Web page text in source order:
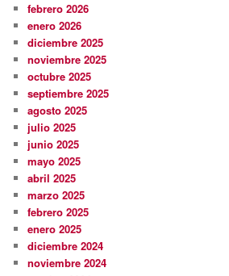
febrero 2026
enero 2026
diciembre 2025
noviembre 2025
octubre 2025
septiembre 2025
agosto 2025
julio 2025
junio 2025
mayo 2025
abril 2025
marzo 2025
febrero 2025
enero 2025
diciembre 2024
noviembre 2024